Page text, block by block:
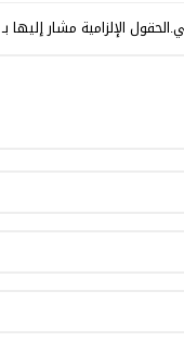
الحقول الإلزامية مشار إليها بـ